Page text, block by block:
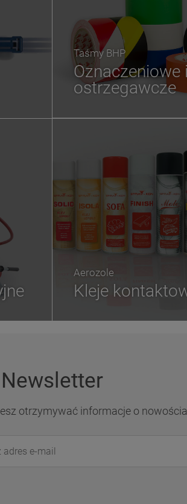
Taśmy BHP
Oznaczeniowe
ostrzegawcze
Aerozole
Kleje
Newsletter
otrzymywać informacje o